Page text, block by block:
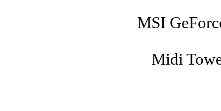
MSI
Midi